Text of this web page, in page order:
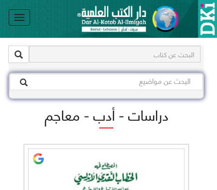
دراسات - أدب - معاجم